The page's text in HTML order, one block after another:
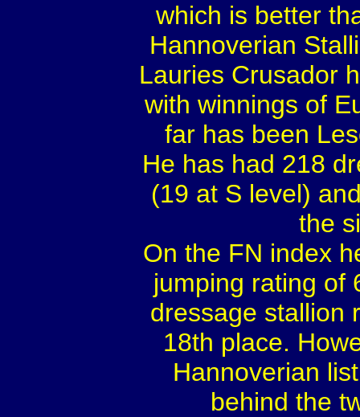
which is better
Hannoverian
Lauries Crusador
with winnings of
far has been
He has had 218
(19 at S level)
the
On the FN index
jumping rating of
dressage stallion
18th place.
Hannoverian
behind the